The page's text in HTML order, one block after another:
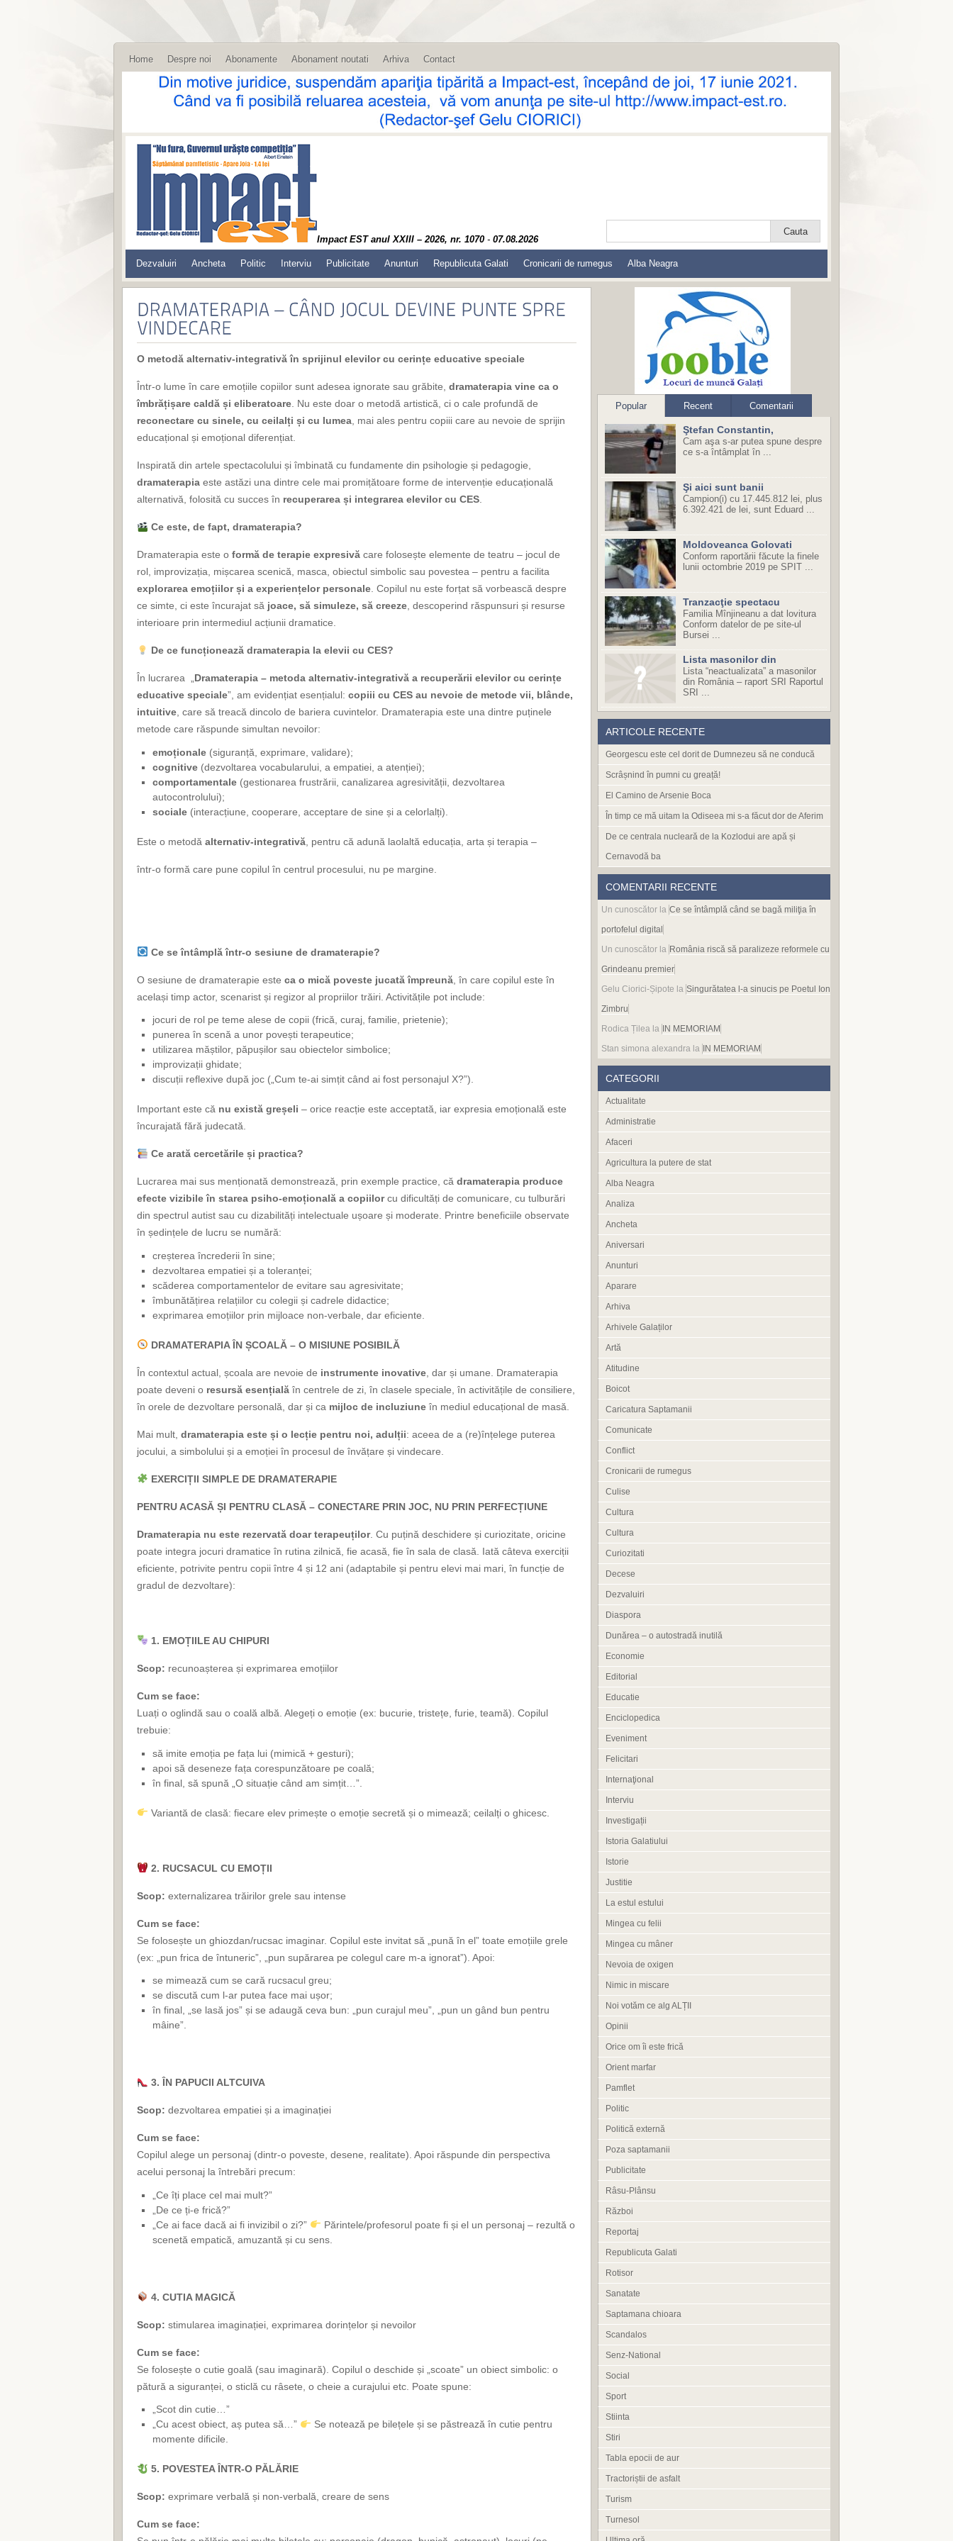
Home Despre noi Abonamente Abonament noutati Arhiva Contact
Impact EST anul XXIII – 2026, nr. 1070 - 07.08.2026
Dezvaluiri Ancheta Politic Interviu Publicitate Anunturi Republicuta Galati Cronicarii de rumegus Alba Neagra
O metodă alternativ-integrativă în sprijinul elevilor cu cerințe educative speciale
Într-o lume în care emoțiile copiilor sunt adesea ignorate sau grăbite, dramaterapia vine ca o
îmbrățișare caldă și eliberatoare . Nu este doar o metodă artistică, ci o cale profundă de
reconectare cu sinele, cu ceilalți și cu lumea , mai ales pentru copiii care au nevoie de sprijin
educațional și emoțional diferențiat.
Inspirată din artele spectacolului și îmbinată cu fundamente din psihologie și pedagogie,
dramaterapia este astăzi una dintre cele mai promițătoare forme de intervenție educațională
alternativă, folosită cu succes în recuperarea și integrarea elevilor cu CES
Ce este, de fapt, dramaterapia?
Dramaterapia este o formă de terapie expresivă care folosește elemente de teatru – jocul de
rol, improvizația, mișcarea scenică, masca, obiectul simbolic sau povestea – pentru a facilita
explorarea emoțiilor și a experiențelor personale . Copilul nu este forțat să vorbească despre
ce simte, ci este încurajat să joace, să simuleze, să creeze , descoperind răspunsuri și resurse
interioare prin intermediul acțiunii dramatice.
De ce funcționează dramaterapia la elevii cu CES?
În lucrarea „ Dramaterapia – metoda alternativ-integrativă a recuperării elevilor cu cerințe
educative speciale”, am evidențiat esențialul: copiii cu CES au nevoie de metode vii, blânde,
intuitive , care să treacă dincolo de bariera cuvintelor. Dramaterapia este una dintre puținele
metode care răspunde simultan nevoilor:
emoționale (siguranță, exprimare, validare);
cognitive (dezvoltarea vocabularului, a empatiei, a atenției);
comportamentale (gestionarea frustrării, canalizarea agresivității, dezvoltarea
autocontrolului);
sociale (interacțiune, cooperare, acceptare de sine și a celorlalți).
Este o metodă alternativ-integrativă , pentru că adună laolaltă educația, arta și terapia –
într-o formă care pune copilul în centrul procesului, nu pe margine.
Ce se întâmplă într-o sesiune de dramaterapie?
O sesiune de dramaterapie este ca o mică poveste jucată împreună , în care copilul este în
același timp actor, scenarist și regizor al propriilor trăiri. Activitățile pot include:
jocuri de rol pe teme alese de copii (frică, curaj, familie, prietenie);
punerea în scenă a unor povești terapeutice;
utilizarea măștilor, păpușilor sau obiectelor simbolice;
improvizații ghidate;
discuții reflexive după joc („Cum te-ai simțit când ai fost personajul X?”).
Important este că nu există greșeli – orice reacție este acceptată, iar expresia emoțională este
încurajată fără judecată.
Ce arată cercetările și practica?
Lucrarea mai sus menționată demonstrează, prin exemple practice, că dramaterapia produce
efecte vizibile în starea psiho-emoțională a copiilorcu dificultăți de comunicare, cu tulburări
din spectrul autist sau cu dizabilități intelectuale ușoare și moderate. Printre beneficiile observate
în ședințele de lucru se numără:
creșterea încrederii în sine;
dezvoltarea empatiei și a toleranței;
scăderea comportamentelor de evitare sau agresivitate;
îmbunătățirea relațiilor cu colegii și cadrele didactice;
exprimarea emoțiilor prin mijloace non-verbale, dar eficiente.
DRAMATERAPIA ÎN ȘCOALĂ – O MISIUNE POSIBILĂ
În contextul actual, școala are nevoie de instrumente inovative , dar și umane. Dramaterapia
poate deveni o resursă esențială în centrele de zi, în clasele speciale, în activitățile de consiliere,
în orele de dezvoltare personală, dar și ca mijloc de incluziune în mediul educațional de masă.
Mai mult, dramaterapia este și o lecție pentru noi, adulții: aceea de a (re)înțelege puterea
jocului, a simbolului și a emoției în procesul de învățare și vindecare.
EXERCIȚII SIMPLE DE DRAMATERAPIE
PENTRU ACASĂ ȘI PENTRU CLASĂ – CONECTARE PRIN JOC, NU PRIN PERFECȚIUNE
Dramaterapia nu este rezervată doar terapeuților. Cu puțină deschidere și curiozitate, oricine
poate integra jocuri dramatice în rutina zilnică, fie acasă, fie în sala de clasă. Iată câteva exerciții
eficiente, potrivite pentru copii între 4 și 12 ani (adaptabile și pentru elevi mai mari, în funcție de
gradul de dezvoltare):
1. EMOȚIILE AU CHIPURI
Scop: recunoașterea și exprimarea emoțiilor
Cum se face:
Luați o oglindă sau o coală albă. Alegeți o emoție (ex: bucurie, tristețe, furie, teamă). Copilul
trebuie:
să imite emoția pe fața lui (mimică + gesturi);
apoi să deseneze fața corespunzătoare pe coală;
în final, să spună „O situație când am simțit…”.
Variantă de clasă: fiecare elev primește o emoție secretă și o mimează; ceilalți o ghicesc.
2. RUCSACUL CU EMOȚII
Scop: externalizarea trăirilor grele sau intense
Cum se face:
Se folosește un ghiozdan/rucsac imaginar. Copilul este invitat să „pună în el” toate emoțiile grele
(ex: „pun frica de întuneric”, „pun supărarea pe colegul care m-a ignorat”). Apoi:
se mimează cum se cară rucsacul greu;
se discută cum l-ar putea face mai ușor;
în final, „se lasă jos” și se adaugă ceva bun: „pun curajul meu”, „pun un gând bun pentru
mâine”.
3. ÎN PAPUCII ALTCUIVA
Scop: dezvoltarea empatiei și a imaginației
Cum se face:
Copilul alege un personaj (dintr-o poveste, desene, realitate). Apoi răspunde din perspectiva
acelui personaj la întrebări precum:
„Ce îți place cel mai mult?”
„De ce ți-e frică?”
„Ce ai face dacă ai fi invizibil o zi?”
Părintele/profesorul poate fi și el un personaj – rezultă o
scenetă empatică, amuzantă și cu sens.
4. CUTIA MAGICĂ
Scop: stimularea imaginației, exprimarea dorințelor și nevoilor
Cum se face:
Se folosește o cutie goală (sau imaginară). Copilul o deschide și „scoate” un obiect simbolic: o
pătură a siguranței, o sticlă cu râsete, o cheie a curajului etc. Poate spune:
„Scot din cutie…”
„Cu acest obiect, aș putea să…”
Se notează pe bilețele și se păstrează în cutie pentru
momente dificile.
5. POVESTEA ÎNTR-O PĂLĂRIE
Scop: exprimare verbală și non-verbală, creare de sens
Cum se face:
Popular Recent Comentarii
Ştefan Constantin,
Cam aşa s-ar putea spune despre
ce s-a întâmplat în ...
Şi aici sunt banii
Campion(i) cu 17.445.812 lei, plus
6.392.421 de lei, sunt Eduard ...
Moldoveanca Golovati
Conform raportării făcute la finele
lunii octombrie 2019 pe SPIT ...
Tranzacţie spectacu
Familia Mînjineanu a dat lovitura
Conform datelor de pe site-ul
Bursei ...
Lista masonilor din
Lista “neactualizata” a masonilor
din România – raport SRI Raportul
SRI ...
ARTICOLE RECENTE
Georgescu este cel dorit de Dumnezeu să ne conducă
Scrâșnind în pumni cu greață!
El Camino de Arsenie Boca
În timp ce mă uitam la Odiseea mi s-a făcut dor de Aferim
De ce centrala nucleară de la Kozlodui are apă și
Cernavodă ba
COMENTARII RECENTE
Un cunoscător la Ce se întâmplă când se bagă miliţia în
portofelul digital
Un cunoscător la România riscă să paralizeze reformele cu
Grindeanu premier
Gelu Ciorici-Șipote la Singurătatea l-a sinucis pe Poetul Ion
Zimbru
Rodica Țilea la
IN MEMORIAM
Stan simona alexandra la IN MEMORIAM
CATEGORII
Actualitate
Administratie
Afaceri
Agricultura la putere de stat
Alba Neagra
Analiza
Ancheta
Aniversari
Anunturi
Aparare
Arhiva
Arhivele Galaților
Artă
Atitudine
Boicot
Caricatura Saptamanii
Comunicate
Conflict
Cronicarii de rumegus
Culise
Cultura
Cultura
Curiozitati
Decese
Dezvaluiri
Diaspora
Dunărea – o autostradă inutilă
Economie
Editorial
Educatie
Enciclopedica
Eveniment
Felicitari
Internaţional
Interviu
Investigații
Istoria Galatiului
Istorie
Justitie
La estul estului
Mingea cu felii
Mingea cu mâner
Nevoia de oxigen
Nimic in miscare
Noi votăm ce alg ALȚII
Opinii
Orice om îi este frică
Orient marfar
Pamflet
Politic
Politică externă
Poza saptamanii
Publicitate
Râsu-Plânsu
Război
Reportaj
Republicuta Galati
Rotisor
Sanatate
Saptamana chioara
Scandalos
Senz-National
Social
Sport
Stiinta
Stiri
Tabla epocii de aur
Tractoriștii de asfalt
Turism
Turnesol